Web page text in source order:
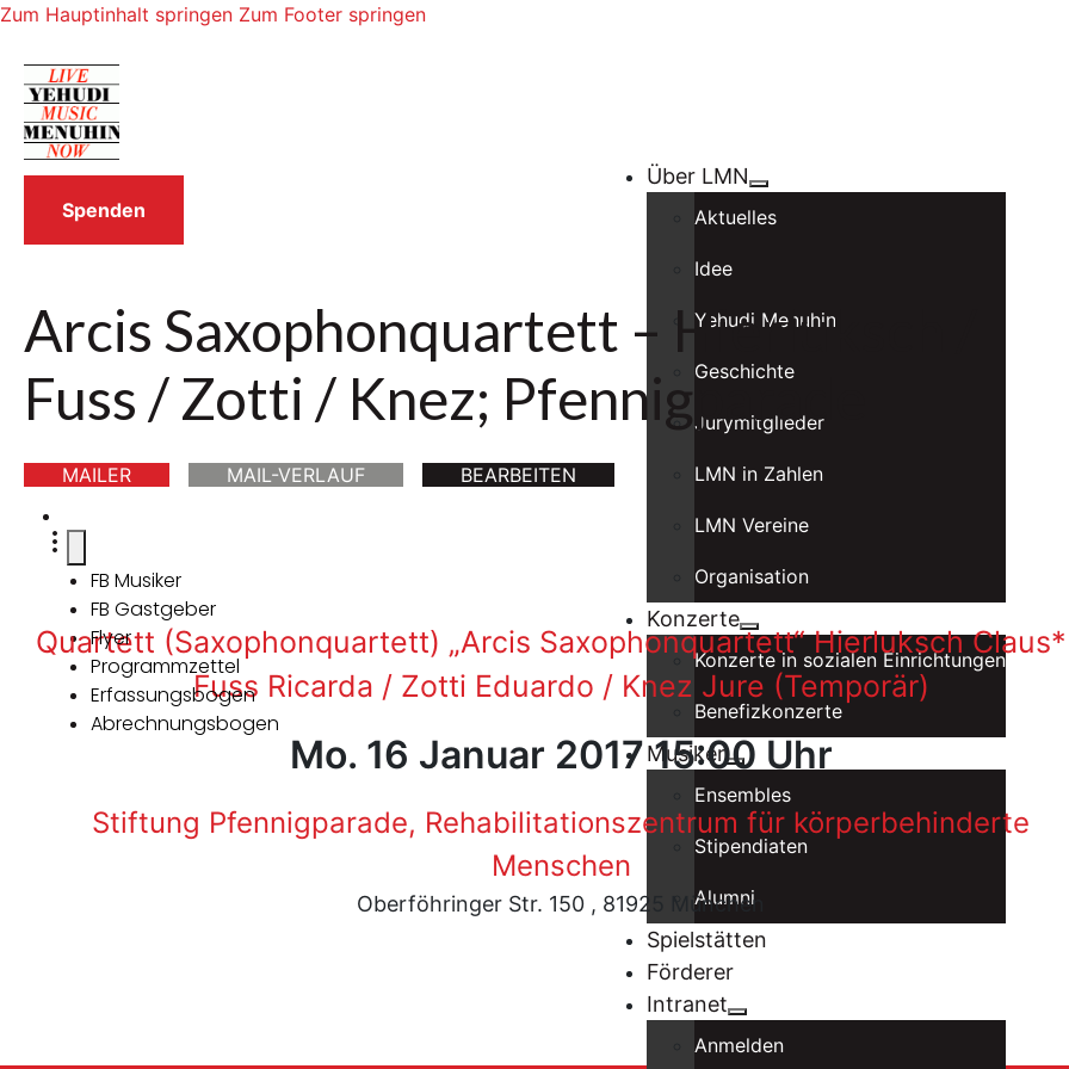
Zum Hauptinhalt springen Zum Footer springen
Über LMN
Aktuelles
Idee
Yehudi Menuhin
Geschichte
Jurymitglieder
LMN in Zahlen
LMN Vereine
Organisation
Konzerte
Konzerte in sozialen Einrichtungen
Benefizkonzerte
Musiker
Ensembles
Stipendiaten
Alumni
Spielstätten
Förderer
Intranet
Anmelden
Spenden
Arcis Saxophonquartett – Hierluksch /
Fuss / Zotti / Knez; Pfennigparade
MAILER MAIL-VERLAUF BEARBEITEN
FB Musiker
FB Gastgeber
Flyer
Programmzettel
Erfassungsbogen
Abrechnungsbogen
Quartett (Saxophonquartett) „Arcis Saxophonquartett“ Hierluksch
Fuss Ricarda / Zotti Eduardo / Knez Jure (Temporär)
Mo. 16 Januar 2017 15:00 Uhr
Stiftung Pfennigparade, Rehabilitationszentrum für körperbehinderte
Menschen
Oberföhringer Str. 150 , 81925 München